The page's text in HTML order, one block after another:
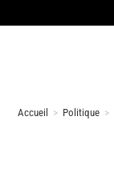
Accueil > Politique >